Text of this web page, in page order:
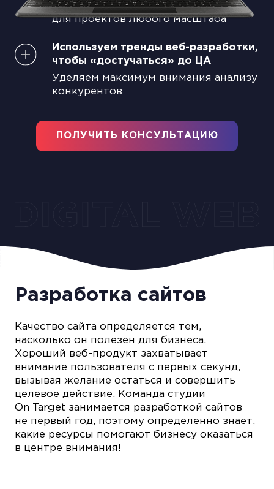
Создаем уникальный web-дизайн
для проектов любого масштаба
Используем тренды веб-разработки,
чтобы «достучаться» до ЦА
Уделяем максимум внимания анализу
конкурентов
ПОЛУЧИТЬ КОНСУЛЬТАЦИЮ
Разработка сайтов
Качество сайта определяется тем,
насколько он полезен для бизнеса.
Хороший веб-продукт захватывает
внимание пользователя с первых секунд,
вызывая желание остаться и совершить
целевое действие. Команда студии
On Target занимается разработкой сайтов
не первый год, поэтому определенно знает,
какие ресурсы помогают бизнесу оказаться
в центре внимания!